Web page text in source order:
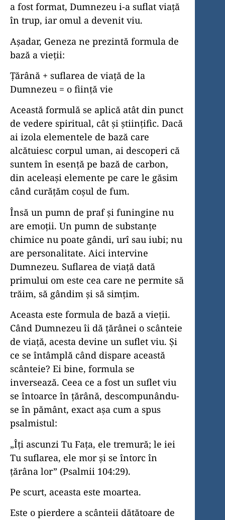
a fost format, Dumnezeu i-a suflat viață
în trup, iar omul a devenit viu.
Așadar, Geneza ne prezintă formula de
bază a vieții:
Țărână + suflarea de viață de la
Dumnezeu = o ființă vie
Această formulă se aplică atât din punct
de vedere spiritual, cât și științific. Dacă
ai izola elementele de bază care
alcătuiesc corpul uman, ai descoperi că
suntem în esență pe bază de carbon,
din aceleași elemente pe care le găsim
când curățăm coșul de fum.
Însă un pumn de praf și funingine nu
are emoții. Un pumn de substanțe
chimice nu poate gândi, urî sau iubi; nu
are personalitate. Aici intervine
Dumnezeu. Suflarea de viață dată
primului om este cea care ne permite să
trăim, să gândim și să simțim.
Aceasta este formula de bază a vieții.
Când Dumnezeu îi dă țărânei o scânteie
de viață, acesta devine un suflet viu. Și
ce se întâmplă când dispare această
scânteie? Ei bine, formula se
inversează. Ceea ce a fost un suflet viu
se întoarce în țărână, descompunându-
se în pământ, exact așa cum a spus
psalmistul:
„Îți ascunzi Tu Fața, ele tremură; le iei
Tu suflarea, ele mor şi se întorc în
țărâna lor” (Psalmii 104:29).
Pe scurt, aceasta este moartea.
Este o pierdere a scânteii dătătoare de